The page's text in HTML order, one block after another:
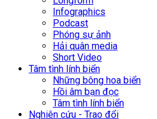
Infographics
Podcast
Phóng sự ảnh
Hải quân media
Short Video
Tâm tình lính biển
Những bông hoa biển
Hồi âm bạn đọc
Tâm tình lính biển
Nghiên cứu - Trao đổi